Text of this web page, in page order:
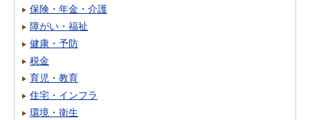
保険・年金・介護
障がい・福祉
健康・予防
税金
育児・教育
住宅・インフラ
環境・衛生